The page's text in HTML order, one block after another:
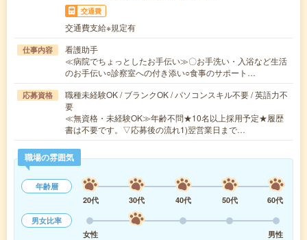
交通費
交通費支給※規定有
仕事内容
看護助手
≪病院でちょっとしたお手伝い≫〇お手洗い・入浴など生活
のお手伝い○診察室への付き添い○食事のサポート…
応募資格
職種未経験OK / ブランクOK / パソコンスキル不要 / 英語力不
要
≪無資格・未経験OK≫年齢不問★10名以上採用予定★履歴
書は不要です。▽応募後の流れ1)翌営業日まで…
職場の雰囲気
年齢層
20代
30代 40代 50代
60代
男女比率
女性
男性